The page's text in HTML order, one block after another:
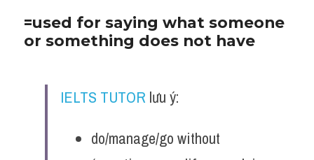
=used for saying what someone
or something does not have
IELTS TUTOR lưu ý:
do/manage/go without